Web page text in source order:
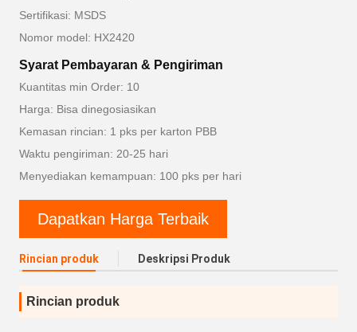
Sertifikasi: MSDS
Nomor model: HX2420
Syarat Pembayaran & Pengiriman
Kuantitas min Order: 10
Harga: Bisa dinegosiasikan
Kemasan rincian: 1 pks per karton PBB
Waktu pengiriman: 20-25 hari
Menyediakan kemampuan: 100 pks per hari
Dapatkan Harga Terbaik
Rincian produk Deskripsi Produk
Rincian produk